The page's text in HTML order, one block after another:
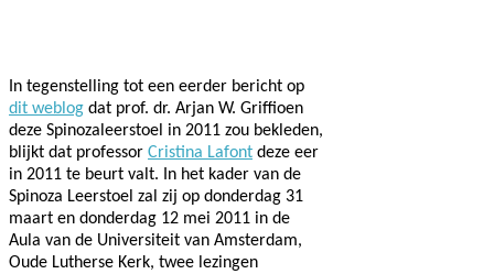
In tegenstelling tot een eerder bericht op
dit weblog dat prof. dr. Arjan W. Griffioen
deze Spinozaleerstoel in 2011 zou bekleden,
blijkt dat professor Cristina Lafont deze eer
in 2011 te beurt valt. In het kader van de
Spinoza Leerstoel zal zij op donderdag 31
maart en donderdag 12 mei 2011 in de
Aula van de Universiteit van Amsterdam,
Oude Lutherse Kerk, twee lezingen